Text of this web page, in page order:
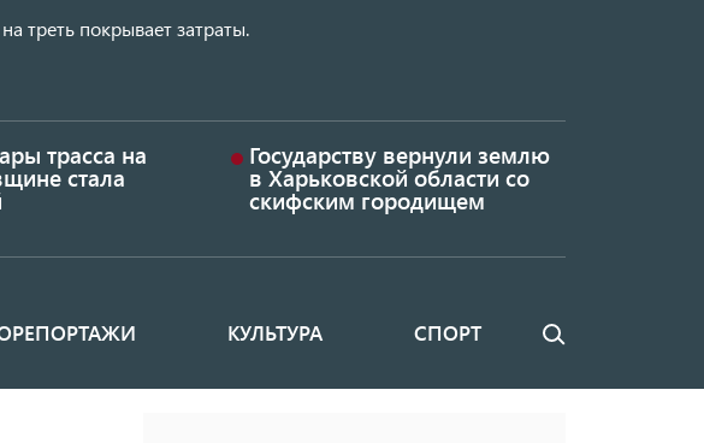
треть покрывает затраты.
трасса на
стала
Государству вернули землю
в Харьковской области со
скифским городищем
КУЛЬТУРА СПОРТ Поиск